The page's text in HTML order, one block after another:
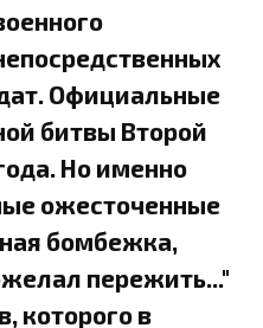
Официальные
битвы Второй
Но именно
ожесточенные
бомбежка,
пережить..."
которого в